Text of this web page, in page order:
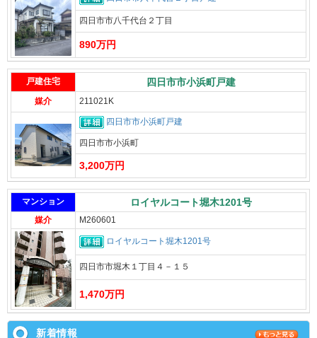
四日市市八千代台２丁目
890万円
戸建住宅 四日市市小浜町戸建
媒介 211021K
四日市市小浜町戸建
四日市市小浜町
3,200万円
マンション ロイヤルコート堀木1201号
媒介 M260601
ロイヤルコート堀木1201号
四日市市堀木１丁目４－１５
1,470万円
新着情報